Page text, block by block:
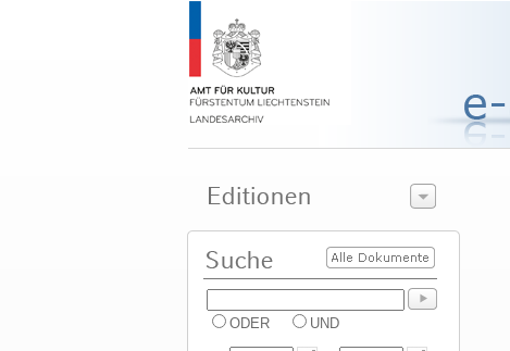
ODER UND